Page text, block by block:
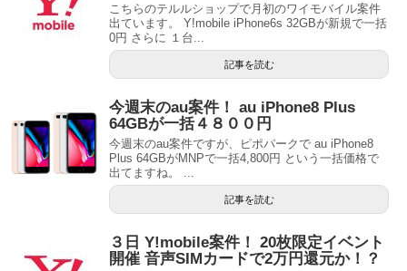
こちらのテルルショップで月初のワイモバイル案件
出ています。 Y!mobile iPhone6s 32GBが新規で一括
0円 さらに １台...
記事を読む
今週末のau案件！ au iPhone8 Plus
64GBが一括４８００円
今週末のau案件ですが、ピポパークで au iPhone8
Plus 64GBがMNPで一括4,800円 という一括価格で
出てますね。 ...
記事を読む
３日 Y!mobile案件！ 20枚限定イベント
開催 音声SIMカードで2万円還元か！？